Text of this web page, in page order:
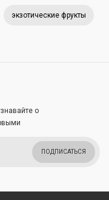
экзотические фрукты
о
ПОДПИСАТЬСЯ